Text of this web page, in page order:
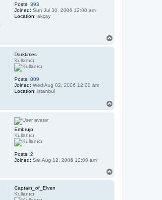
Posts: 393
Joined: Sun Jul 30, 2006 12:00 am
Location: akçay
Darktimes
Kullanıcı
Posts: 809
Joined: Wed Aug 02, 2006 12:00 am
Location: istanbul
Embrujo
Kullanıcı
Posts: 2
Joined: Sat Aug 12, 2006 12:00 am
Captain_of_Elven
Kullanıcı